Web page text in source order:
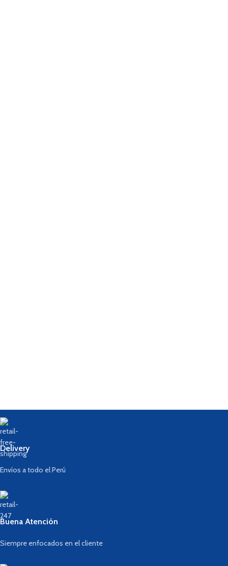
Delivery
Envíos a todo el Perú
Buena Atención
Siempre enfocados en el cliente